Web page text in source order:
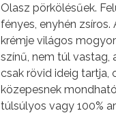
Olasz pörkölésűek.
fényes, enyhén zsíros.
krémje világos
színű, nem túl vastag,
csak rövid ideig tartja,
közepesnek
túlsúlyos vagy 100%